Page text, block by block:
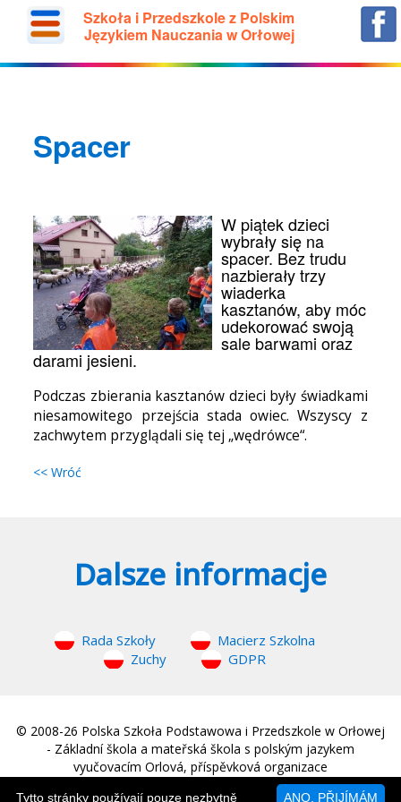
Szkoła i Przedszkole z Polskim
Językiem Nauczania w Orłowej
Spacer
W piątek dzieci
wybrały się na
spacer. Bez trudu
nazbierały trzy
wiaderka
kasztanów, aby móc
udekorować swoją
sale barwami oraz
darami jesieni.
Podczas zbierania kasztanów dzieci były świadkami
niesamowitego przejścia stada owiec. Wszyscy z
zachwytem przyglądali się tej „wędrówce“.
<< Wróć
Dalsze informacje
Rada Szkoły
Macierz Szkolna
Zuchy
GDPR
© 2008-26 Polska Szkoła Podstawowa i Przedszkole w Orłowej
- Základní škola a mateřská škola s polským jazykem
vyučovacím Orlová, příspěvková organizace
Strona główna
ANO, PŘIJÍMÁM
Tytto stránky používají pouze nezbytně